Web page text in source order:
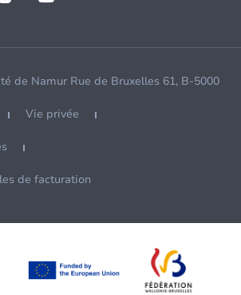
de Namur Rue de Bruxelles 61, B-5000
Vie privée
de facturation